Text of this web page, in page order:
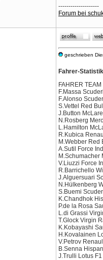
--------------------
Forum bei
geschrieben
Fahrer-Statistik
FAHRER
F.Massa
F.Alonso
S.Vettel Red
J.Button
N.Rosberg
L.Hamilton
R.Kubica
M.Webber Red
A.Sutil Force
M.Schumacher
V.Liuzzi Force
R.Barrichello
J.Alguersuari
N.Hülkenberg
S.Buemi
K.Chandhok
P.de la Rosa
L.di Grassi
T.Glock Virgin
K.Kobayashi
H.Kovalainen
V.Petrov
B.Senna
J.Trulli Lotus